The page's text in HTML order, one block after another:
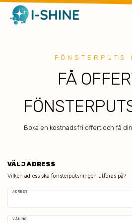
FÖNSTERPUTS
FÅ
Boka en kostnadsfri offert och få
VÄLJ ADRESS
Vilken adress ska fönsterputsningen utföras på?
ADRESS
VÅNING